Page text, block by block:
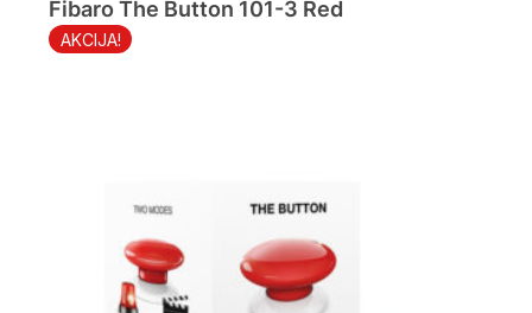
119.00 KM.
109.00 KM.
AKCIJA!
Fibaro The Button 101-3 Red